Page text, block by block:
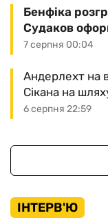
7 серпня 00:04
Бенфіка
Судаков
6 серпня 22:59
Андерлехт на
Сікана на
ІНТЕРВ'Ю